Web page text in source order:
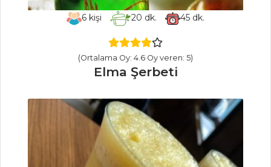
İÇECEKLER
Şalgam Sulu
Şerbeti
İçecekler Tüm
6 kişi 20 dk. 45dk.
(Ortalama Oy: 4.6 Oy veren: 5)
Elma Şerbeti